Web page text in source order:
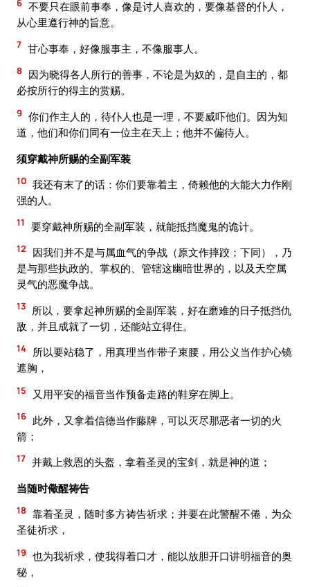
6 不要只在眼前事奉，像是讨人喜欢的，要像基督的仆人，
从心里遵行神的旨意。
7 甘心事奉，好像服事主，不像服事人。
8
因为晓得各人所行的善事，不论是为奴的，是自主的，都
必按所行的得主的赏赐。
9 你们作主人的，待仆人也是一理，不要威吓他们。因为知
道，他们和你们同有一位主在天上；他并不偏待人。
须穿戴神所赐的全副军装
10 我还有末了的话：你们要靠着主，倚赖他的大能大力作刚
强的人。
11 要穿戴神所赐的全副军装，就能抵挡魔鬼的诡计。
12
因我们并不是与属血气的争战（原文作摔跤；下同），乃
是与那些执政的、掌权的、管辖这幽暗世界的，以及天空属
灵气的恶魔争战。
13
所以，要拿起神所赐的全副军装，好在磨难的日子抵挡仇
敌，并且成就了一切，还能站立得住。
14 所以要站稳了，用真理当作带子束腰，用公义当作护心镜
遮胸，
15 又用平安的福音当作预备走路的鞋穿在脚上。
16 此外，又拿着信德当作藤牌，可以灭尽那恶者一切的火
箭；
17 并戴上救恩的头盔，拿着圣灵的宝剑，就是神的道；
当随时儆醒祷告
18 靠着圣灵，随时多方祷告祈求；并要在此警醒不倦，为众
圣徒祈求，
19 也为我祈求，使我得着口才，能以放胆开口讲明福音的奥
秘，